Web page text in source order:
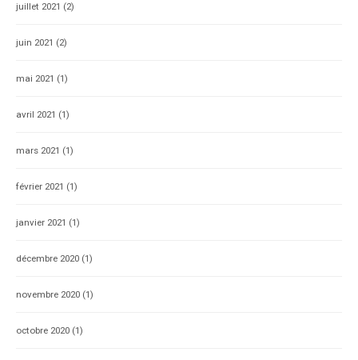
juillet 2021 (2)
juin 2021 (2)
mai 2021 (1)
avril 2021 (1)
mars 2021 (1)
février 2021 (1)
janvier 2021 (1)
décembre 2020 (1)
novembre 2020 (1)
octobre 2020 (1)